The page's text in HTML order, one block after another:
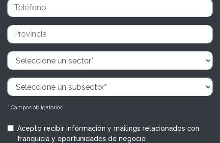
* Campos obligatorios
Acepto recibir información y mailings relacionados con
franquicia y oportunidades de negocio